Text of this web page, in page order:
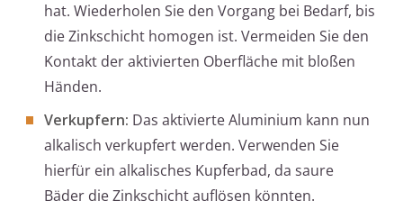
hat. Wiederholen Sie den Vorgang bei Bedarf, bis
die Zinkschicht homogen ist. Vermeiden Sie den
Kontakt der aktivierten Oberfläche mit bloßen
Händen.
Verkupfern: Das aktivierte Aluminium kann nun
alkalisch verkupfert werden. Verwenden Sie
hierfür ein alkalisches Kupferbad, da saure
Bäder die Zinkschicht auflösen könnten.